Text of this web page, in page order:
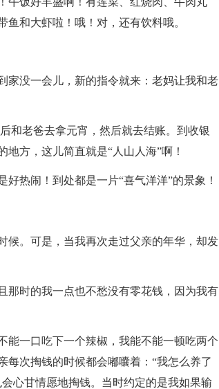
和大虾啦！哦！对，还有饮料哦。
家没一会儿，新的指令就来：老妈让我和老
和老爸去拿元宵，然后就去结账。到收银
方，这儿简直就是“人山人海”啊！
热闹！到处都是一片“喜气洋洋”的景象！
候。可是，当我再次走过父亲的年华，却发
那时的我一点也不愁没有零花钱，因为我有
能一口吃下一个辣椒，我能不能一顿吃两个
次掏钱的时候都会嘟囔着：“我怎么养了
心甘情愿地掏钱。当时约定的是我如果输